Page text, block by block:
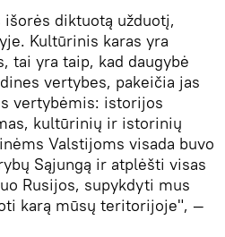
diktuotą užduotį,
Kultūrinis karas yra
tai yra taip, kad daugybė
vertybes, pakeičia jas
vertybėmis: istorijos
kultūrinių ir istorinių
Valstijoms visada buvo
Sąjungą ir atplėšti visas
Rusijos, supykdyti mus
karą mūsų teritorijoje", —